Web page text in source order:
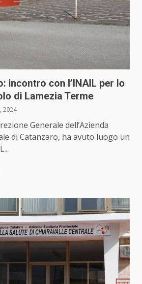
incontro con l’INAIL per lo
di Lamezia Terme
2024
Generale dell’Azienda
di Catanzaro, ha avuto luogo un